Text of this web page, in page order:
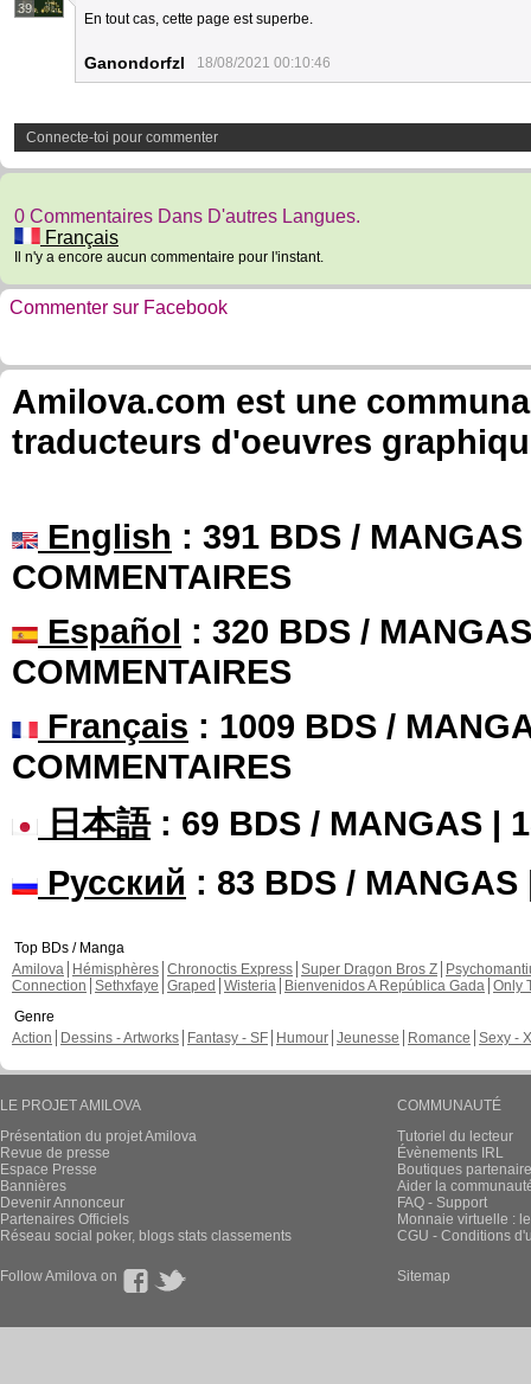
39
En tout cas, cette page est superbe.
Ganondorfzl 18/08/2021 00:10:46
Connecte-toi pour commenter
0 Commentaires Dans D'autres Langues.
Français
Il n'y a encore aucun commentaire pour l'instant.
Commenter sur Facebook
Amilova.com est une
traducteurs d'oeuvres
English : 391 BDS /
COMMENTAIRES
Español : 320 BDS /
COMMENTAIRES
Français : 1009 BDS /
COMMENTAIRES
日本語: 69 BDS / MANGAS |
Русский : 83 BDS / MANGAS
Top BDs / Manga
Amilova
Hémisphères Chronoctis Express Super Dragon Bros Z
Connection Sethxfaye Graped Wisteria Bienvenidos A República Gada Only
Genre
Action
Dessins - Artworks Fantasy - SF Humour Jeunesse Romance Sexy -
LE PROJET AMILOVA
Présentation du projet Amilova
Revue de presse
Espace Presse
Bannières
Devenir Annonceur
Partenaires Officiels
Réseau social poker, blogs stats classements
COMMUNAUTÉ
Tutoriel du lecteur
Évènements IRL
Boutiques
Aider la
FAQ - Support
Monnaie virtuelle :
CGU - Conditions
Follow Amilova on Sitemap